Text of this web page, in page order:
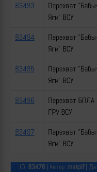
83493
Перехват "Бабы-
Яги" ВСУ
83494
Перехват "Бабы-
Яги" ВСУ
83495
Перехват "Бабы-
Яги" ВСУ
83496
Перехват БПЛА
FPV ВСУ
83497
Перехват "Бабы-
Яги" ВСУ
ID: 83476| Автор: makpif|